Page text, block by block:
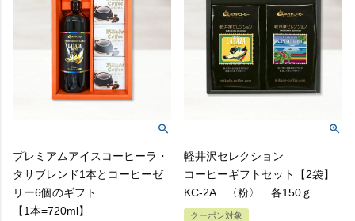
プレミアムアイスコーヒーラ・
タサブレンド1本とコーヒーゼ
リー6個のギフト
【1本=720ml】
軽井沢セレクション
コーヒーギフトセット【2袋】
KC-2A 〈粉〉 各150ｇ
クーポン対象